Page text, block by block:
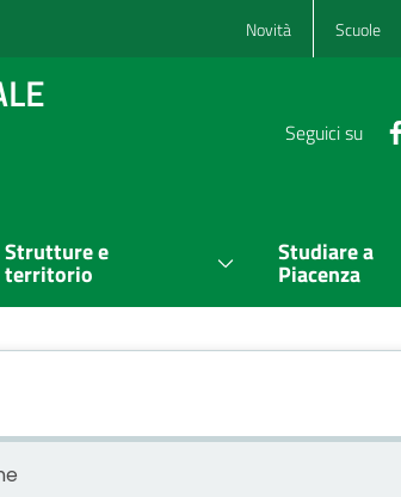
Novità Scuole
Seguici su
Strutture e
territorio
Studiare a
Piacenza